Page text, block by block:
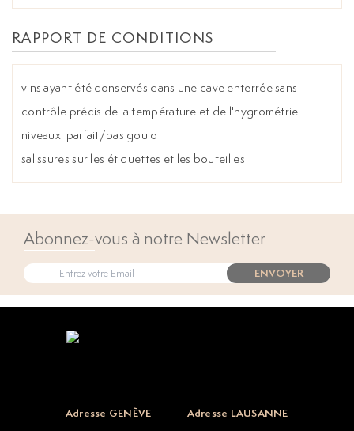
RAPPORT DE CONDITIONS
vins ayant été conservés dans une cave enterrée sans
contrôle précis de la température et de l'hygrométrie
niveaux: parfait/bas goulot
salissures sur les étiquettes et les bouteilles
Abonnez-vous à notre Newsletter
ENVOYER
Adresse GENÈVE Adresse LAUSANNE